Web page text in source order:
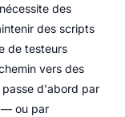
des
des scripts
de testeurs
vers des
passe d'abord par
— ou par